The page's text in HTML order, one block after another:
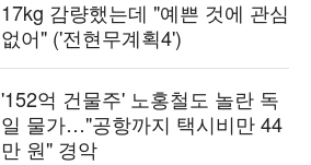
17kg 감량했는데 "예쁜 것에 관심
없어" ('전현무계획4')
'152억 건물주' 노홍철도 놀란 독
일 물가…"공항까지 택시비만 44
만 원" 경악